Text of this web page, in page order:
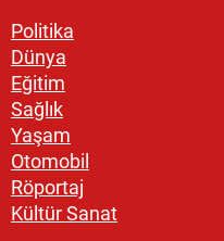
Politika
Dünya
Eğitim
Sağlık
Yaşam
Otomobil
Röportaj
Kültür Sanat